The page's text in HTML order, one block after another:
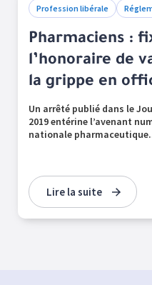
Profession libérale
Pharmaciens :
l’honoraire de
la grippe en
Un arrêté publié dans le
2019 entérine l’avenant
nationale
Lire la suite